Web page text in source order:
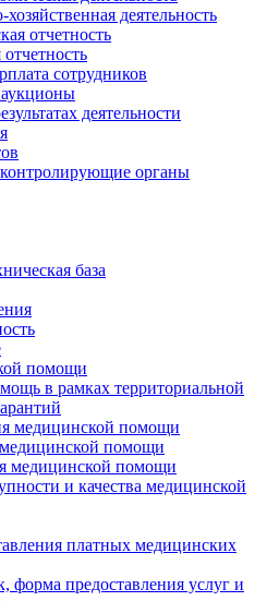
деятельность
отчетность
сотрудников
деятельности
органы
база
помощи
в рамках территориальной
медицинской помощи
помощи
медицинской помощи
и качества медицинской
платных медицинских
форма предоставления услуг и